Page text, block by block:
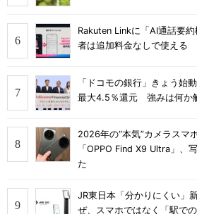
Rakuten Linkに「AI通話要
者は追加料金なしで使える
「ドコモの銀行」きょう始
最大4.5％還元 強みは何か
2026年の“本気”カメラスマ
「OPPO Find X9 Ultra」、
た
JR東日本「分かりにくい」
ぜ、スマホではなく「駅で